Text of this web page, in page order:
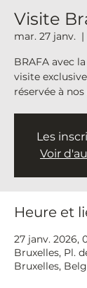
Visite
mar. 27 janv.
  |
BRAFA avec
visite
réservée à
Les
Voir
Heure et
27 janv. 2026,
Bruxelles, Pl.
Bruxelles,